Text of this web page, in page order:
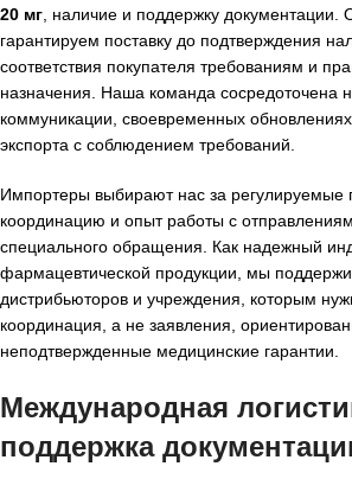
20 мг, наличие и поддержку документации.
гарантируем поставку до подтверждения
соответствия покупателя требованиям и
назначения. Наша команда сосредоточена
коммуникации, своевременных
экспорта с соблюдением требований.
Импортеры выбирают нас за регулируемые
координацию и опыт работы с
специального обращения. Как надежный
фармацевтической продукции, мы
дистрибьюторов и учреждения, которым
координация, а не заявления,
неподтвержденные медицинские гарантии.
Международная
поддержка